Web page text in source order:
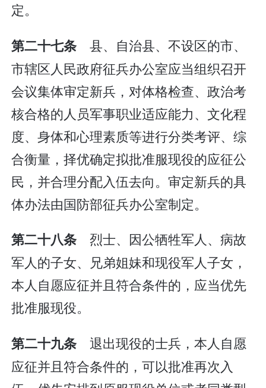
定。
第二十七条 县、自治县、不设区的市、
市辖区人民政府征兵办公室应当组织召开
会议集体审定新兵，对体格检查、政治考
核合格的人员军事职业适应能力、文化程
度、身体和心理素质等进行分类考评、综
合衡量，择优确定拟批准服现役的应征公
民，并合理分配入伍去向。审定新兵的具
体办法由国防部征兵办公室制定。
第二十八条 烈士、因公牺牲军人、病故
军人的子女、兄弟姐妹和现役军人子女，
本人自愿应征并且符合条件的，应当优先
批准服现役。
第二十九条 退出现役的士兵，本人自愿
应征并且符合条件的，可以批准再次入